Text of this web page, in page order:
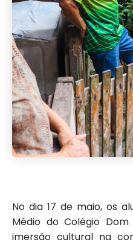
No dia 17 de maio, os
Médio do Colégio
imersão cultural na